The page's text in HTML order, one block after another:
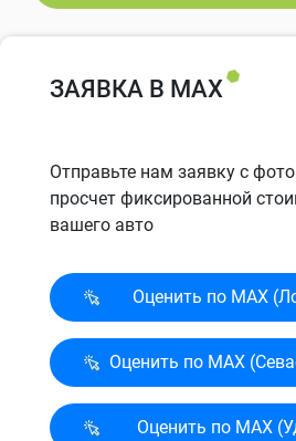
ЗАЯВКА В MAX
Отправьте нам заявку с
просчет фиксированной
вашего авто
Оценить по MAX
Оценить по MAX
Оценить по MAX